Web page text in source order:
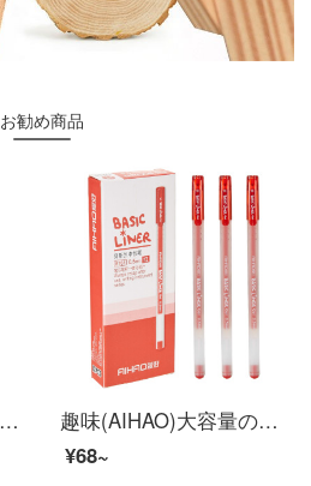
お勧め商品
爱好(AIHAO)大容量中性笔0.5速干笔红色全针管速干直液式走珠笔碳素笔办公商务签字笔GP1580
趣味(AIHAO)大容量の中性ペン0.5 MM全針管の赤い中性ペンのサイン入りペンの芯とペンの体が一体化して12本/箱になります。
¥68~